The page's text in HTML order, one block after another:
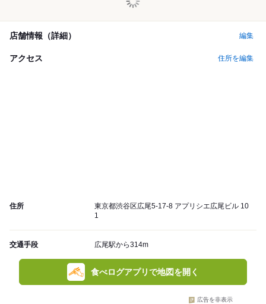
店舗情報（詳細） 編集
アクセス 住所を編集
住所
東京都渋谷区広尾5-17-8 アプリシエ広尾ビル 10
1
交通手段 広尾駅から314m
食べログアプリで地図を開く
広告を非表示